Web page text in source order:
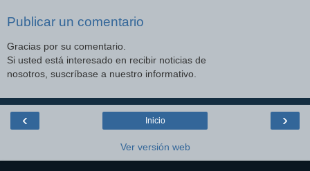
Publicar un comentario
Gracias por su comentario.
Si usted está interesado en recibir noticias de
nosotros, suscríbase a nuestro informativo.
‹ ›
Inicio
Ver versión web